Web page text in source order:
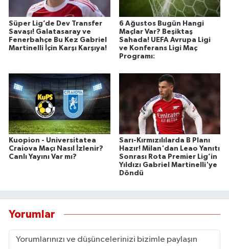
Süper Lig’de Dev Transfer
Savaşı! Galatasaray ve
Fenerbahçe Bu Kez Gabriel
Martinelli İçin Karşı Karşıya!
6 Ağustos Bugün Hangi
Maçlar Var? Beşiktaş
Sahada! UEFA Avrupa Ligi
ve Konferans Ligi Maç
Programı:
Kuopion - Universitatea
Craiova Maçı Nasıl İzlenir?
Canlı Yayını Var mı?
Sarı-Kırmızılılarda B Planı
Hazır! Milan'dan Leao Yanıtı
Sonrası Rota Premier Lig’in
Yıldızı Gabriel Martinelli'ye
Döndü
Yorumlar